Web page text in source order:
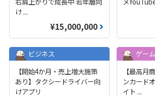
け...
¥15,000,000
ビジネス
【開始4か月・売上増大施策
あり】タクシードライバー向
けアプリ
ゲー
【最高月
ンカード
イト ...